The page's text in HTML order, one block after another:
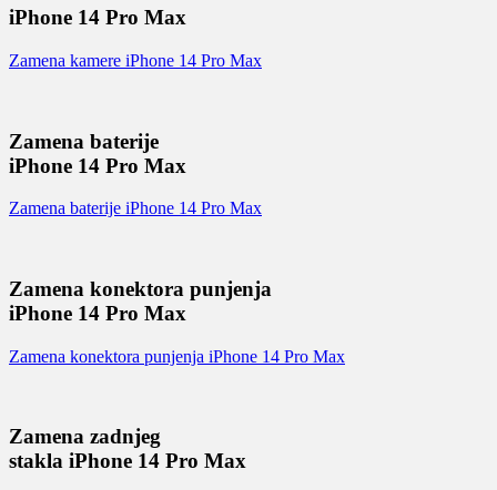
iPhone 14 Pro Max
Zamena kamere iPhone 14 Pro Max
Zamena baterije
iPhone 14 Pro Max
Zamena baterije iPhone 14 Pro Max
Zamena konektora punjenja
iPhone 14 Pro Max
Zamena konektora punjenja iPhone 14 Pro Max
Zamena zadnjeg
stakla iPhone 14 Pro Max